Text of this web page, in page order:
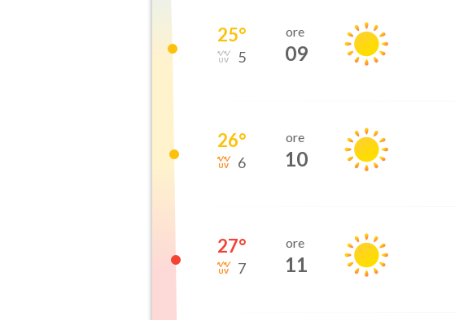
25°
5
ore
09
26°
6
ore
10
27°
7
ore
11